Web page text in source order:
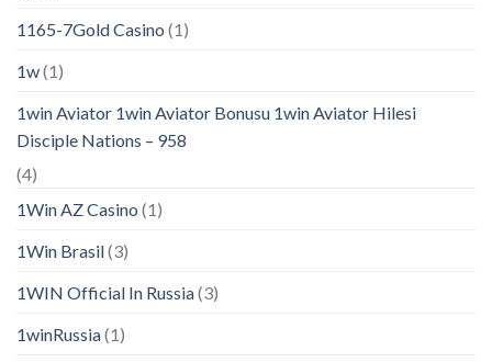
1165-7Gold Casino (1)
1w(1)
1win Aviator 1win Aviator Bonusu 1win Aviator Hilesi
Disciple Nations – 958
(4)
1Win AZ Casino (1)
1Win Brasil(3)
1WIN Official In Russia(3)
1winRussia(1)